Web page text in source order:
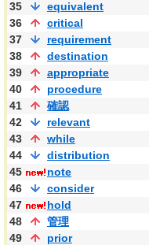
35
equivalent
36
critical
37
requirement
38
destination
39
appropriate
40
procedure
41
確認
42
relevant
43
while
44
distribution
45
note
46
consider
47
hold
48
管理
49
prior